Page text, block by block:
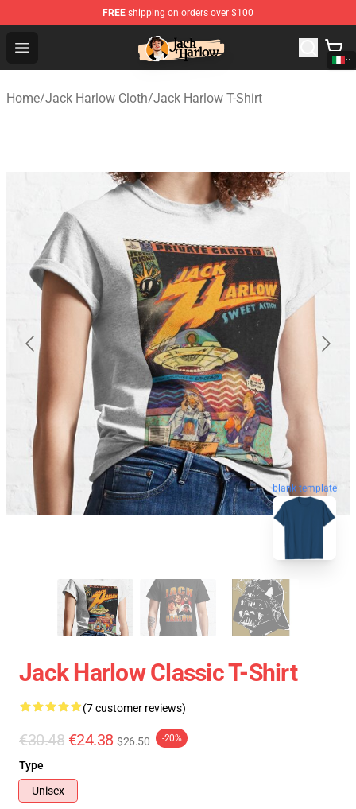
FREE shipping on orders over $100
Open menu
Jack Harlow Shop - Official Jack Harlow Merchandise
Home/Jack Harlow Cloth/Jack Harlow T-Shirt
blank template
Jack Harlow Classic T-Shirt
(7 customer reviews)
€30.48 €24.38 $26.50 -20%
Type
Unisex